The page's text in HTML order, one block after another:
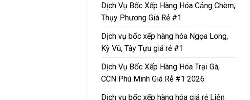
Dịch Vụ Bốc Xếp Hàng Hóa Cảng Chèm,
Thụy Phương Giá Rẻ #1
Dịch vụ bốc xếp hàng hóa Ngọa Long,
Kỳ Vũ, Tây Tựu giá rẻ #1
Dịch Vụ Bốc Xếp Hàng Hóa Trại Gà,
CCN Phú Minh Giá Rẻ #1 2026
Dịch vụ bốc xếp hàng hóa giá rẻ Liên